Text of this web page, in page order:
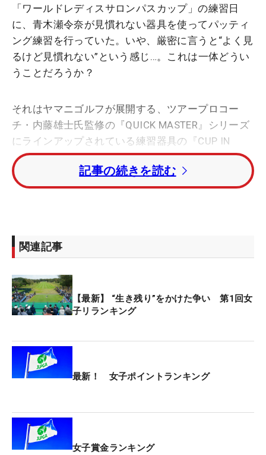
「ワールドレディスサロンパスカップ」の練習日
に、青木瀬令奈が見慣れない器具を使ってパッティ
ング練習を行っていた。いや、厳密に言うと“よく見
るけど見慣れない”という感じ…。これは一体どうい
うことだろうか？
それはヤマニゴルフが展開する、ツアープロコー
チ・内藤雄士氏監修の『QUICK MASTER』シリーズ
にラインアップされている練習器具の『CUP IN
GATE MIRROR（カップインゲートミラー）』。パタ
ー練習場では選手たちが芝に敷き、その上にボール
を置いて打ち出す姿をよく見かける。
できる点で、そのために表面はミラー（鏡面）仕様
なのだが、青木が手にしていたものは表面がフェル
した特注モデルで、それゆえ“見たことあるけど、見
たことない”という不思議な現象が起こっていたの
だ。
青木が鏡面部分をフェルト素材にしてもらったの
は、こんな理由から。
滑ってしまうし、マット自体も動いてしまう。前傾
の角度と身長（153センチ）の関係からなのか、私
は打ってる姿がミラーに映らないんです。バイザー
記事の続きを読む
関連記事
【最新】 “生き残り”をかけた争い 第1回女
子リランキング
最新！ 女子ポイントランキング
女子賞金ランキング